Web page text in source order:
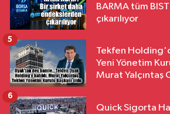
BARMA tüm
çıkarılıyor
Tekfen
Yeni Yönetim
Murat Yalçıntaş
5
Quick Sigorta
6